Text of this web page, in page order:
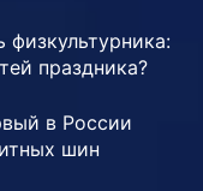
праздника?
в России
шин